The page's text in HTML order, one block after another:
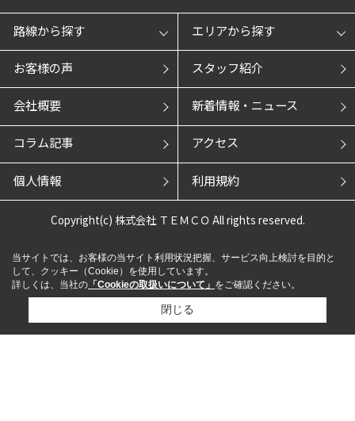
路線から探す エリアから探す
お客様の声 スタッフ紹介
会社概要 新着情報・ニュース
コラム記事 アクセス
個人情報 利用規約
Copyright(c) 株式会社 ＴＥＭＣＯ All rights reserved.
当サイトでは、お客様の当サイト利用状況把握、サービス向上検討を目的と
して、クッキー（Cookie）を使用しています。
詳しくは、当社の 「Cookieの取扱いについて」 をご確認ください。
閉じる